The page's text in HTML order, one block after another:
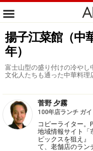
揚子江菜館（中
年）
富士山型の盛り付けの冷や
文化人たちも通った中華料理
菅野 夕霧
100年店ランチ ガイ
コピーライター。
地域情報サイト「
ピックスを狙え』
て、老舗店のラン